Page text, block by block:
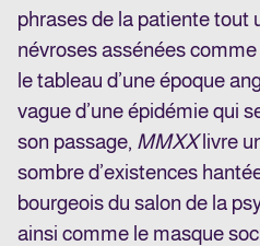
phrases de la patiente tout
névroses assénées
le tableau d’une époque
vague d’une épidémie qui
son passage, MMXXlivre
sombre d’existences
bourgeois du salon de la
ainsi comme le masque